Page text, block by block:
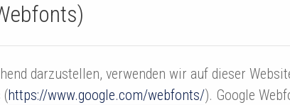
darzustellen, verwenden wir auf dieser
(https://www.google.com/webfonts/). Google